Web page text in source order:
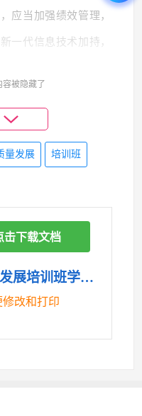
应当加强绩效管理，
一代信息技术加持，
力将共产党员培养成
产党员，加强对党员
大党史课题需要集中
坚队设置在具体项目
加强沟通协调和力量
象量大面宽的特点，
史，从而使真理和信
牢固树立和践行正确
合力。
容被隐藏了
量发展 培训班
《市直机关党建高质量发展培训班学员发言汇编5篇.doc》
修改和打印
击下载文档